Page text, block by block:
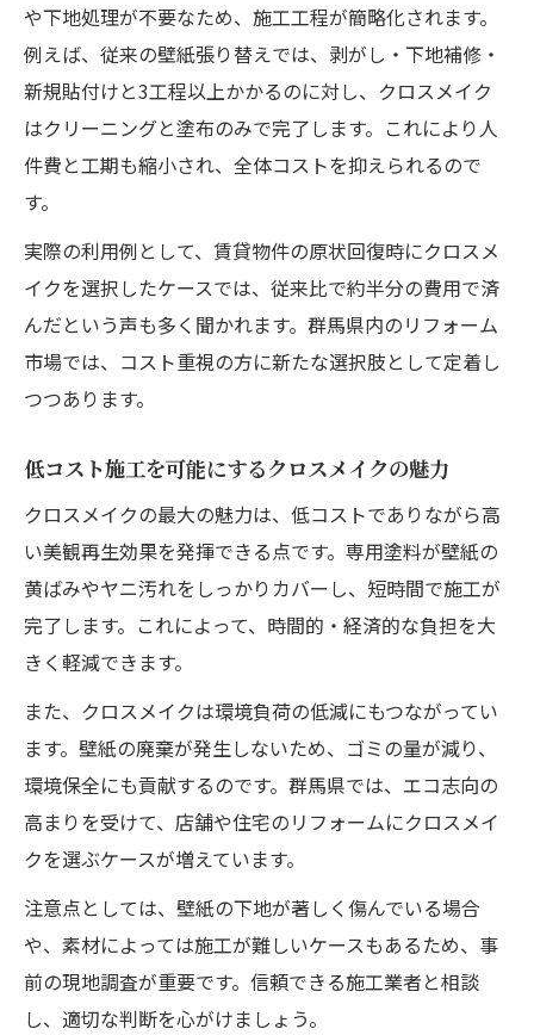
や下地処理が不要なため、施工工程が簡略化されます。
例えば、従来の壁紙張り替えでは、剥がし・下地補修・
新規貼付けと3工程以上かかるのに対し、クロスメイク
はクリーニングと塗布のみで完了します。これにより人
件費と工期も縮小され、全体コストを抑えられるので
す。
実際の利用例として、賃貸物件の原状回復時にクロスメ
イクを選択したケースでは、従来比で約半分の費用で済
んだという声も多く聞かれます。群馬県内のリフォーム
市場では、コスト重視の方に新たな選択肢として定着し
つつあります。
低コスト施工を可能にするクロスメイクの魅力
クロスメイクの最大の魅力は、低コストでありながら高
い美観再生効果を発揮できる点です。専用塗料が壁紙の
黄ばみやヤニ汚れをしっかりカバーし、短時間で施工が
完了します。これによって、時間的・経済的な負担を大
きく軽減できます。
また、クロスメイクは環境負荷の低減にもつながってい
ます。壁紙の廃棄が発生しないため、ゴミの量が減り、
環境保全にも貢献するのです。群馬県では、エコ志向の
高まりを受けて、店舗や住宅のリフォームにクロスメイ
クを選ぶケースが増えています。
注意点としては、壁紙の下地が著しく傷んでいる場合
や、素材によっては施工が難しいケースもあるため、事
前の現地調査が重要です。信頼できる施工業者と相談
し、適切な判断を心がけましょう。